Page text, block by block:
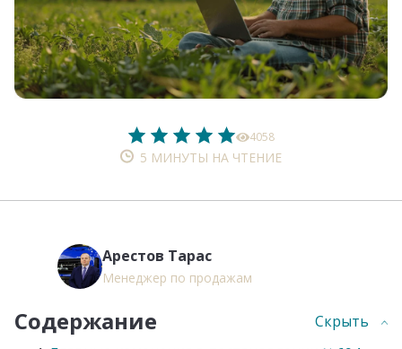
4058
5 МИНУТЫ НА ЧТЕНИЕ
Содержание
Скрыть
Арестов Тарас
Менеджер по продажам